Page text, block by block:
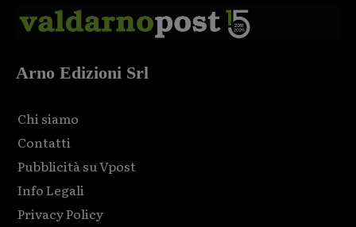
Arno Edizioni Srl
Chi siamo
Contatti
Pubblicità su Vpost
Info Legali
Privacy Policy